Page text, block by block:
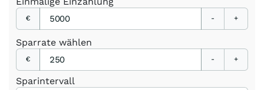
€ - +
Sparrate wählen
€ - +
Sparintervall